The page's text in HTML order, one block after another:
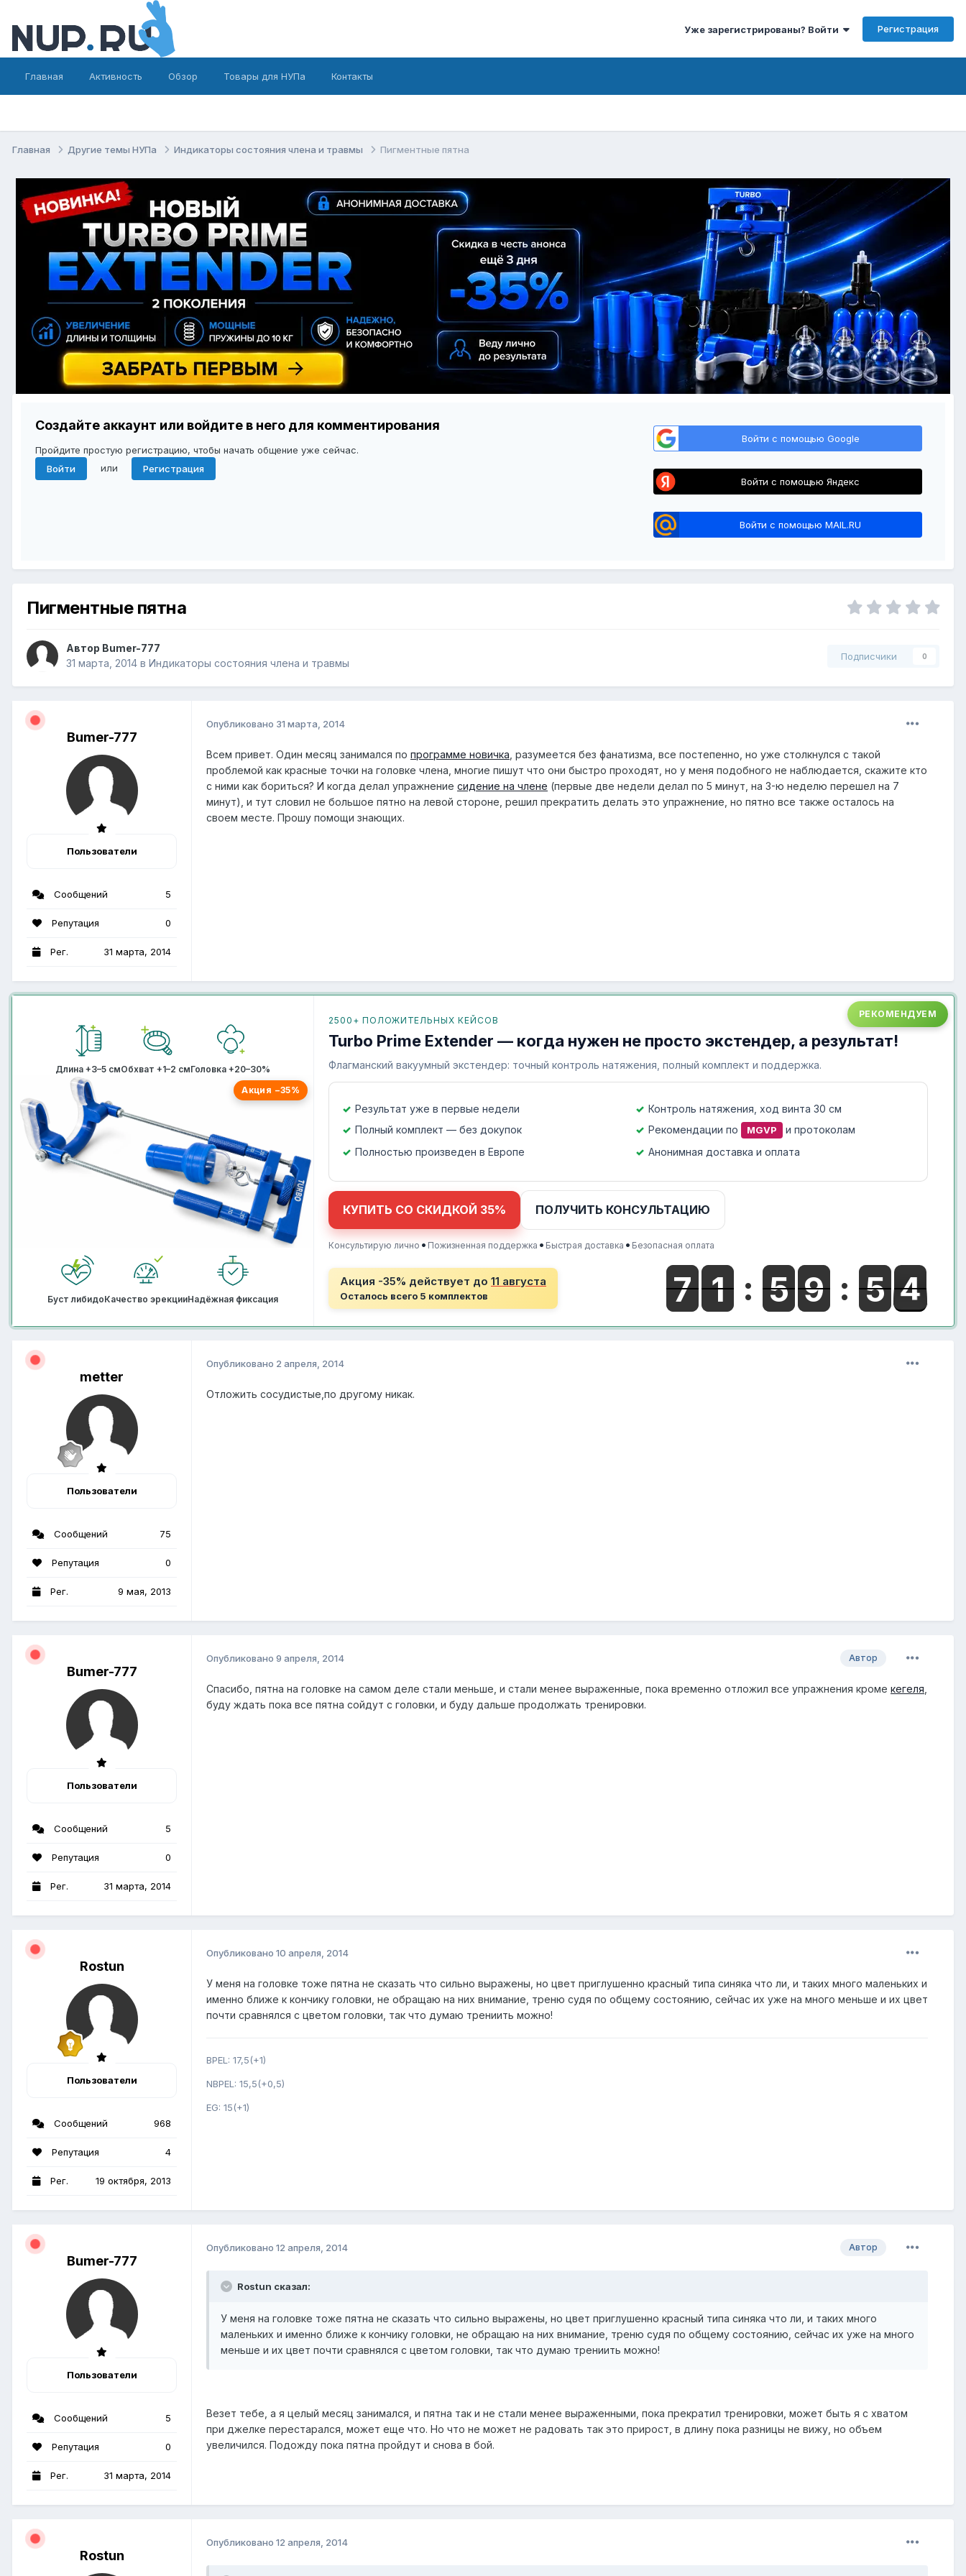
Уже зарегистрированы? Войти Регистрация
Главная Активность Обзор Товары для НУПа Контакты
Главная Другие темы НУПа Индикаторы состояния члена и травмы Пигментные пятна
Создайте аккаунт или войдите в него для комментирования
Пройдите простую регистрацию, чтобы начать общение уже сейчас.
Войти
или Регистрация
Войти с помощью Google
Войти с помощью Яндекс
Войти с помощью MAIL.RU
Пигментные пятна
Автор Bumer-777
31 марта, 2014 в Индикаторы состояния члена и травмы
Подписчики 0
Bumer-777
Пользователи
Сообщений 5
Репутация 0
Рег. 31 марта, 2014
Опубликовано 31 марта, 2014
Всем привет. Один месяц занимался по программе новичка , разумеется без фанатизма, все постепенно, но уже столкнулся с такой
проблемой как красные точки на головке члена, многие пишут что они быстро проходят, но у меня подобного не наблюдается, скажите кто
с ними как бориться? И когда делал упражнение сидение на члене (первые две недели делал по 5 минут, на 3-ю неделю перешел на 7
минут), и тут словил не большое пятно на левой стороне, решил прекратить делать это упражнение, но пятно все также осталось на
своем месте. Прошу помощи знающих.
Длина +3–5 смОбхват +1–2 смГоловка +20–30%
Акция −35%
Буст либидоКачество эрекцииНадёжная фиксация
РЕКОМЕНДУЕМ
2500+ ПОЛОЖИТЕЛЬНЫХ КЕЙСОВ
Turbo Prime Extender — когда нужен не просто экстендер, а результат!
Флагманский вакуумный экстендер: точный контроль натяжения, полный комплект и поддержка.
Результат уже в первые недели
Контроль натяжения, ход винта 30 см
Полный комплект — без докупок
Рекомендации по MGVP
и протоколам
Полностью произведен в Европе
Анонимная доставка и оплата
КУПИТЬ СО СКИДКОЙ 35% ПОЛУЧИТЬ КОНСУЛЬТАЦИЮ
Консультирую лично • Пожизненная поддержка • Быстрая доставка • Безопасная оплата
Акция -35% действует до 11 августа
Осталось всего 5 комплектов
metter
Пользователи
Сообщений 75
Репутация 0
Рег. 9 мая, 2013
Опубликовано 2 апреля, 2014
Отложить сосудистые,по другому никак.
Bumer-777
Пользователи
Сообщений 5
Репутация 0
Рег. 31 марта, 2014
Автор
Опубликовано 9 апреля, 2014
Спасибо, пятна на головке на самом деле стали меньше, и стали менее выраженные, пока временно отложил все упражнения кроме кегеля
буду ждать пока все пятна сойдут с головки, и буду дальше продолжать тренировки.
Rostun
Пользователи
Сообщений 968
Репутация 4
Рег. 19 октября, 2013
Опубликовано 10 апреля, 2014
У меня на головке тоже пятна не сказать что сильно выражены, но цвет приглушенно красный типа синяка что ли, и таких много маленьких и
именно ближе к кончику головки, не обращаю на них внимание, треню судя по общему состоянию, сейчас их уже на много меньше и их цвет
почти сравнялся с цветом головки, так что думаю трениить можно!
BPEL: 17,5(+1)
NBPEL: 15,5(+0,5)
EG: 15(+1)
Bumer-777
Пользователи
Сообщений 5
Репутация 0
Рег. 31 марта, 2014
Автор
Опубликовано 12 апреля, 2014
Rostun сказал:
У меня на головке тоже пятна не сказать что сильно выражены, но цвет приглушенно красный типа синяка что ли, и таких много
маленьких и именно ближе к кончику головки, не обращаю на них внимание, треню судя по общему состоянию, сейчас их уже на много
меньше и их цвет почти сравнялся с цветом головки, так что думаю трениить можно!
Везет тебе, а я целый месяц занимался, и пятна так и не стали менее выраженными, пока прекратил тренировки, может быть я с хватом
при джелке перестарался, может еще что. Но что не может не радовать так это прирост, в длину пока разницы не вижу, но объем
увеличился. Подожду пока пятна пройдут и снова в бой.
Rostun
Опубликовано 12 апреля, 2014